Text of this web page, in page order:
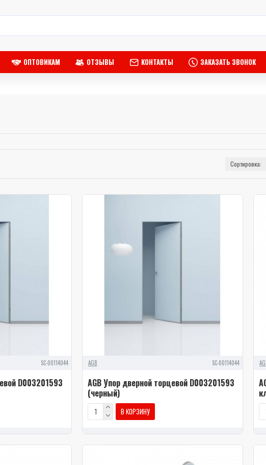
ОПТОВИКАМ ОТЗЫВЫ КОНТАКТЫ ЗАКАЗАТЬ ЗВОНОК
Сортировка:
SC-00114044
D003201593
AGB SC-00114044
AGB Упор дверной торцевой D003201593
(черный)
В КОРЗИНУ